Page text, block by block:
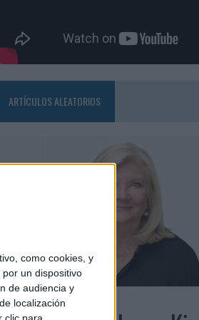
como cookies, y
un dispositivo
de audiencia y
localización
clic para
ARTÍCULOS ALEATORIOS